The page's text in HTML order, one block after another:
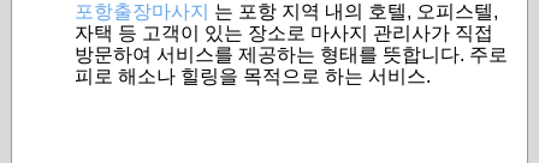
포항출장마사지
는 포항 지역 내의 호텔, 오피스텔,
자택 등 고객이 있는 장소로 마사지 관리사가 직접
방문하여 서비스를 제공하는 형태를 뜻합니다. 주로
피로 해소나 힐링을 목적으로 하는 서비스.